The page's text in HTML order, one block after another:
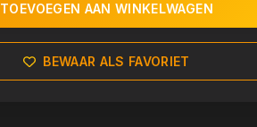
TOEVOEGEN AAN WINKELWAGEN
BEWAAR ALS FAVORIET